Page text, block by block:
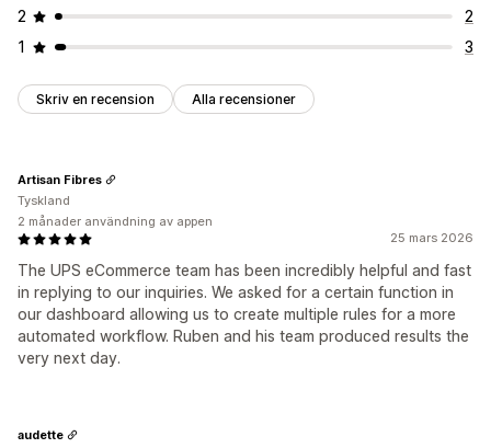
2
2
1
3
Skriv en recension Alla recensioner
25 mars 2026
The UPS eCommerce team has been incredibly helpful and fast
in replying to our inquiries. We asked for a certain function in
our dashboard allowing us to create multiple rules for a more
automated workflow. Ruben and his team produced results the
very next day.
Artisan Fibres
Tyskland
2 månader användning av appen
audette